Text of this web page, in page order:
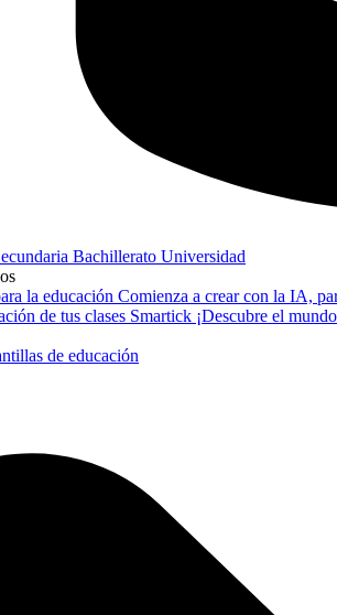
Bachillerato Universidad
la educación Comienza a crear con la IA,
de tus clases Smartick ¡Descubre el
de educación